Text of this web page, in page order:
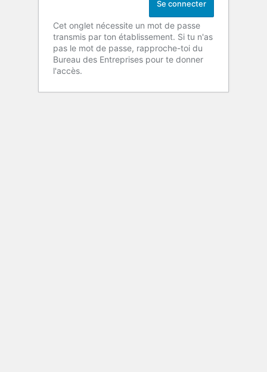
Cet onglet nécessite un mot de passe
transmis par ton établissement. Si tu n'as
pas le mot de passe, rapproche-toi du
Bureau des Entreprises pour te donner
l'accès.